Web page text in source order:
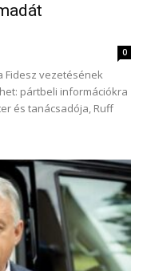
0
Fidesz vezetésének
pártbeli információkra
és tanácsadója, Ruff